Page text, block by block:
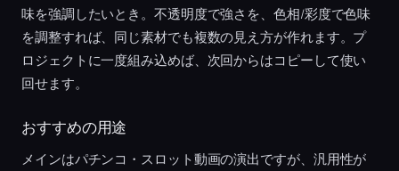
味を強調したいとき。不透明度で強さを、色相/彩度で色味
を調整すれば、同じ素材でも複数の見え方が作れます。プ
ロジェクトに一度組み込めば、次回からはコピーして使い
回せます。
おすすめの用途
メインはパチンコ・スロット動画の演出ですが、汎用性が